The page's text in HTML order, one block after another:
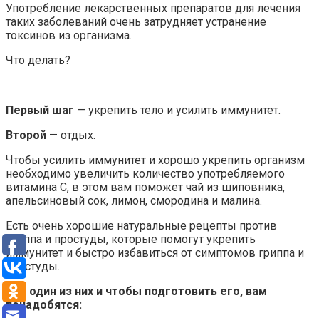
Употребление лекарственных препаратов для лечения
таких заболеваний очень затрудняет устранение
токсинов из организма.
Что делать?
Первый шаг — укрепить тело и усилить иммунитет.
Второй — отдых.
Чтобы усилить иммунитет и хорошо укрепить организм
необходимо увеличить количество употребляемого
витамина С, в этом вам поможет чай из шиповника,
апельсиновый сок, лимон, смородина и малина.
Есть очень хорошие натуральные рецепты против
гриппа и простуды, которые помогут укрепить
иммунитет и быстро избавиться от симптомов гриппа и
простуды.
Вот один из них и чтобы подготовить его, вам
понадобятся: